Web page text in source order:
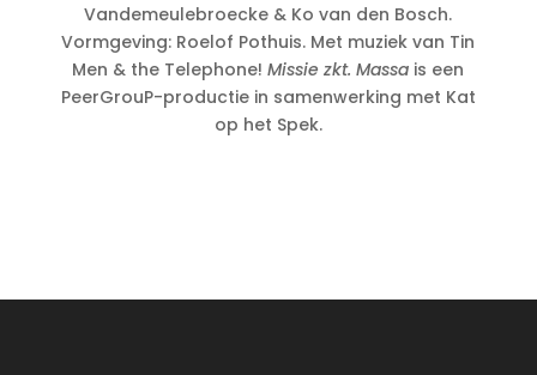
Vandemeulebroecke & Ko van den Bosch.
Vormgeving: Roelof Pothuis. Met muziek van Tin
Men & the Telephone!Missie zkt. Massa is een
PeerGrouP-productie in samenwerking met Kat
op het Spek.